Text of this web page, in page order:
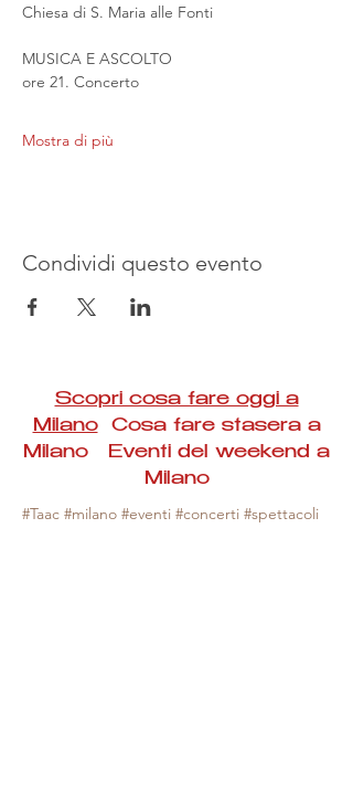
Chiesa di S. Maria alle Fonti
MUSICA E ASCOLTO
ore 21. Concerto
Mostra di più
Condividi questo evento
Scopri cosa fare oggi a
MilanoCosa fare stasera a
Milano Eventi del weekend a
Milano
#Taac #milano #eventi #concerti #spettacoli